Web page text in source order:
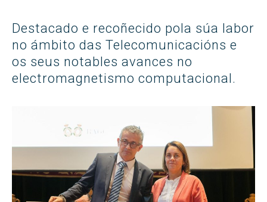
Destacado e recoñecido pola súa labor
no ámbito das Telecomunicacións e
os seus notables avances no
electromagnetismo computacional.